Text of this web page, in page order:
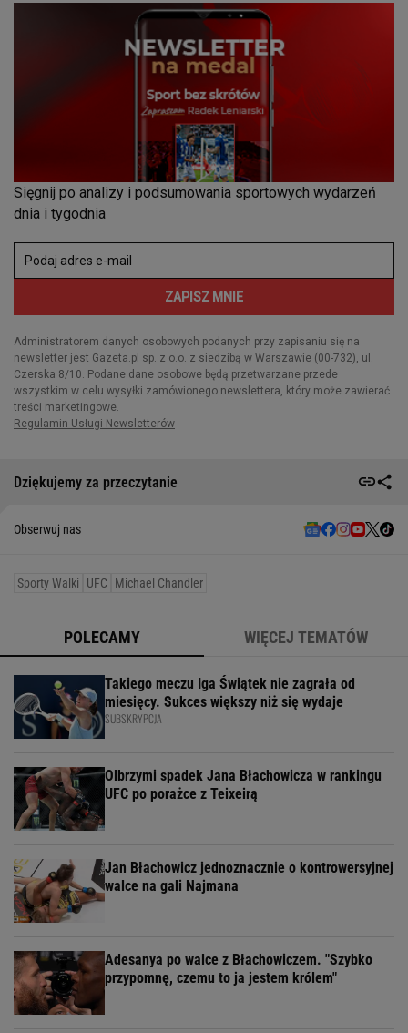
Dziękujemy za przeczytanie
Obserwuj nas
Sporty Walki UFC Michael Chandler
POLECAMY WIĘCEJ TEMATÓW
Takiego meczu Iga Świątek nie zagrała od
miesięcy. Sukces większy niż się wydaje
SUBSKRYPCJA
Olbrzymi spadek Jana Błachowicza w rankingu
UFC po porażce z Teixeirą
Jan Błachowicz jednoznacznie o kontrowersyjnej
walce na gali Najmana
Adesanya po walce z Błachowiczem. "Szybko
przypomnę, czemu to ja jestem królem"